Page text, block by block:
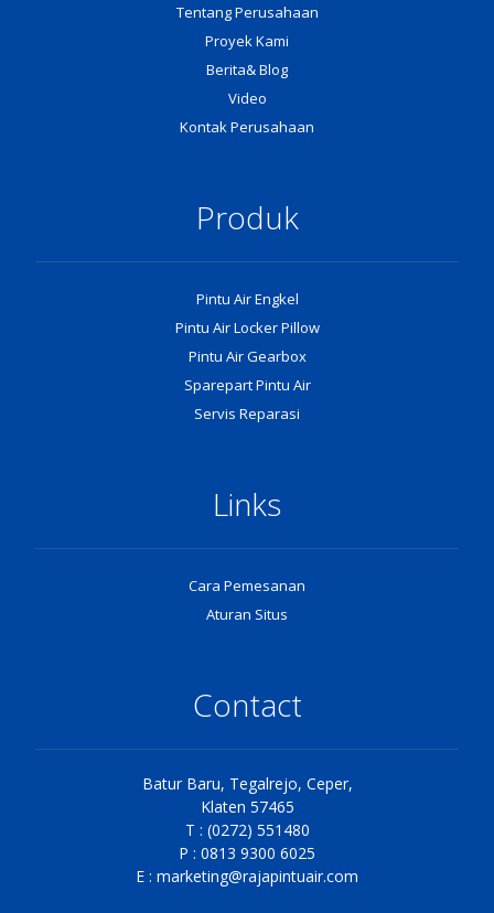
Tentang Perusahaan
Proyek Kami
Berita& Blog
Video
Kontak Perusahaan
Produk
Pintu Air Engkel
Pintu Air Locker Pillow
Pintu Air Gearbox
Sparepart Pintu Air
Servis Reparasi
Links
Cara Pemesanan
Aturan Situs
Contact
Batur Baru, Tegalrejo, Ceper,
Klaten 57465
T : (0272) 551480
P : 0813 9300 6025
E : marketing@rajapintuair.com